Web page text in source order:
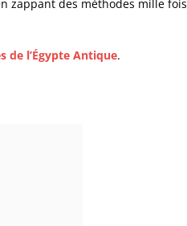
zappant des méthodes mille fois
de l’Égypte Antique.